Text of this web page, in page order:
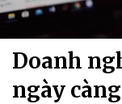
Doanh
ngày